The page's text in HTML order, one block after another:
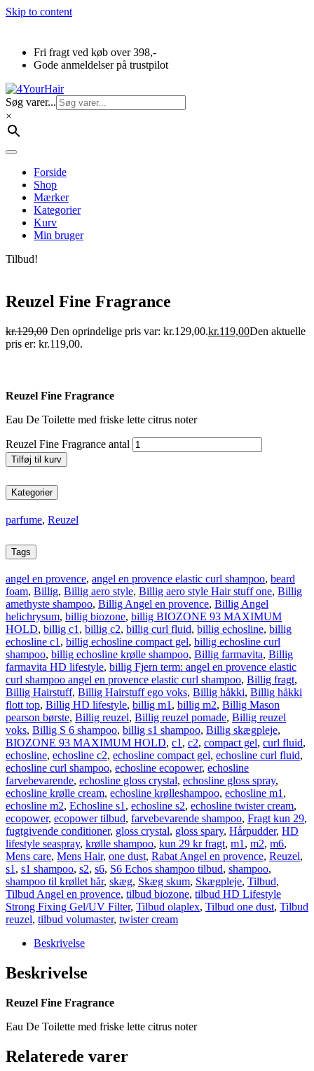
Skip to content
Fri fragt ved køb over 398,-
Gode anmeldelser på trustpilot
Søg varer...
×
Forside
Shop
Mærker
Kategorier
Kurv
Min bruger
Tilbud!
Reuzel Fine Fragrance
kr.129,00 Den oprindelige pris var: kr.129,00.kr.119,00Den aktuelle
pris er: kr.119,00.
Reuzel Fine Fragrance
Eau De Toilette med friske lette citrus noter
Reuzel Fine Fragrance antal
Tilføj til kurv
Kategorier
parfume, Reuzel
Tags
angel en provence, angel en provence elastic curl shampoo, beard
foam, Billig, Billig aero style, Billig aero style Hair stuff one, Billig
amethyste shampoo, Billig Angel en provence, Billig Angel
helichrysum, billig biozone, billig BIOZONE 93 MAXIMUM
HOLD, billig c1, billig c2, billig curl fluid, billig echosline, billig
echosline c1, billig echosline compact gel, billig echosline curl
shampoo, billig echosline krølle shampoo, Billig farmavita, Billig
farmavita HD lifestyle, billig Fjern term: angel en provence elastic
curl shampoo angel en provence elastic curl shampoo, Billig fragt,
Billig Hairstuff, Billig Hairstuff ego voks, Billig håkki, Billig håkki
flott top, Billig HD lifestyle, billig m1, billig m2, Billig Mason
pearson børste, Billig reuzel, Billig reuzel pomade, Billig reuzel
voks, Billig S 6 shampoo, billig s1 shampoo, Billig skægpleje,
BIOZONE 93 MAXIMUM HOLD, c1, c2, compact gel, curl fluid,
echosline, echosline c2, echosline compact gel, echosline curl fluid,
echosline curl shampoo, echosline ecopower, echosline
farvebevarende, echosline gloss crystal, echosline gloss spray,
echosline krølle cream, echosline krølleshampoo, echosline m1,
echosline m2, Echosline s1, echosline s2, echosline twister cream,
ecopower, ecopower tilbud, farvebevarende shampoo, Fragt kun 29,
fugtgivende conditioner, gloss crystal, gloss spary, Hårpudder, HD
lifestyle seaspray, krølle shampoo, kun 29 kr fragt, m1, m2, m6,
Mens care, Mens Hair, one dust, Rabat Angel en provence, Reuzel,
s1, s1 shampoo, s2, s6, S6 Echos shampoo tilbud, shampoo,
shampoo til krøllet hår, skæg, Skæg skum, Skægpleje, Tilbud,
Tilbud Angel en provence, tilbud biozone, tilbud HD Lifestyle
Strong Fixing Gel/UV Filter, Tilbud olaplex, Tilbud one dust, Tilbud
reuzel, tilbud volumaster, twister cream
Beskrivelse
Beskrivelse
Reuzel Fine Fragrance
Eau De Toilette med friske lette citrus noter
Relaterede varer